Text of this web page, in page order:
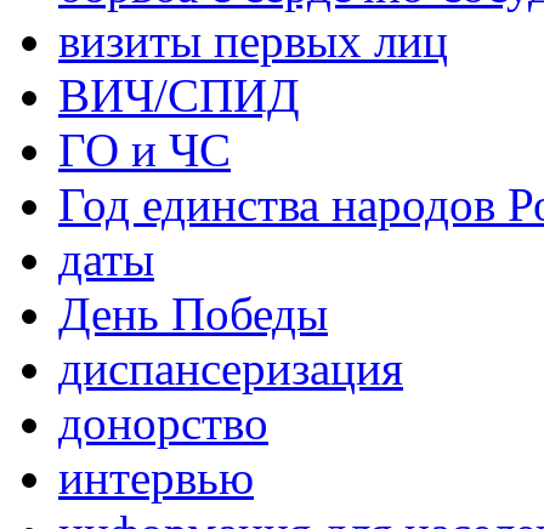
визиты первых лиц
ВИЧ/СПИД
ГО и ЧС
Год единства народов
даты
День Победы
диспансеризация
донорство
интервью